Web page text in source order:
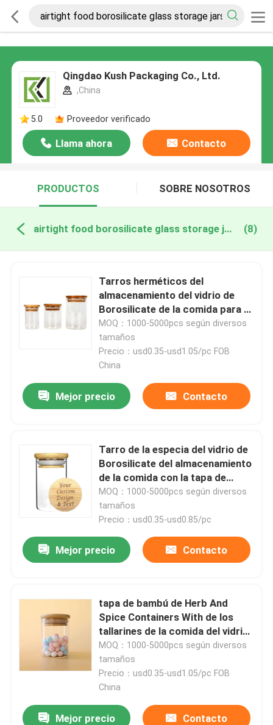
Qingdao Kush Packaging Co., Ltd.
,China
5.0 Proveedor verificado
Llama ahora Contacto
PRODUCTOS SOBRE NOSOTROS
airtight food borosilicate glass storage jars fabricación en línea (8)
Tarros herméticos del
almacenamiento del vidrio de
Borosilicate de la comida para el
té de hierbas
MOQ：1000-5000pcs según diversos
tamaños
Precio：usd0.35-usd1.05/pc FOB
China
Mejor precio Contacto
Tarro de la especia del vidrio de
Borosilicate del almacenamiento
de la comida con la tapa de
bambú para el cereal de la harina
de los tallarines de las hierbas
MOQ：1000-5000pcs según diversos
tamaños
Precio：usd0.35-usd0.85/pc
Mejor precio Contacto
tapa de bambú de Herb And
Spice Containers With de los
tallarines de la comida del vidrio
de Borosilicate 1-18oz
MOQ：1000-5000pcs según diversos
tamaños
Precio：usd0.35-usd1.05/pc FOB
China
Mejor precio Contacto